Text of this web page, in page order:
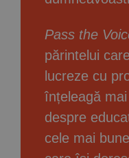
Pass the
părintelui
lucreze cu
înțeleagă
despre
cele mai